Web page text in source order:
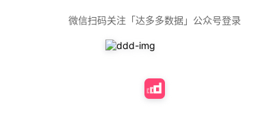
微信扫码关注「达多多数据」公众号登录
【净浮生】油污
重油污去油王污
衣粉轻松搓洗去
污渍除菌除螨3倍